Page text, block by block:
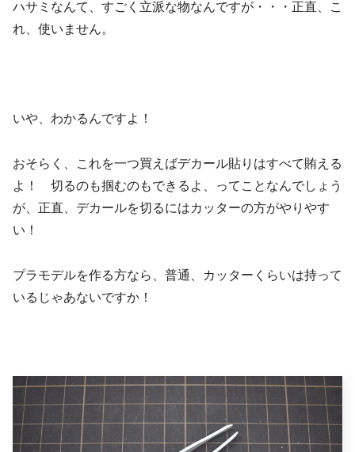
ハサミなんて、すごく立派な物なんですが・・・正直、こ
れ、使いません。
いや、わかるんですよ！
おそらく、これを一つ買えばデカール貼りはすべて賄える
よ！ 切るのも掴むのもできるよ、ってことなんでしょう
が、正直、デカールを切るにはカッターの方がやりやす
い！
プラモデルを作る方なら、普通、カッターくらいは持って
いるじゃあないですか！